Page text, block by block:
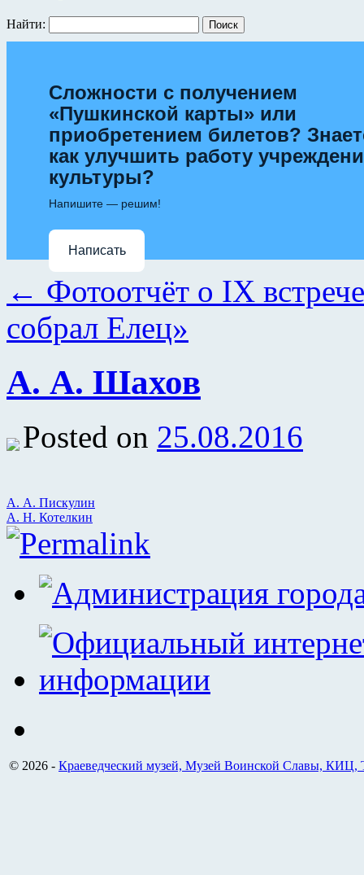
Найти:
Сложности с получением
«Пушкинской карты» или
приобретением билетов?
как улучшить работу
культуры?
Напишите — решим!
Написать
← Фотоотчёт о IX
собрал Елец»
А. А. Шахов
Posted on 25.08.2016
А. А. Пискулин
А. Н. Котелкин
Permalink
© 2026 - Краеведческий музей, Музей Воинской Славы,